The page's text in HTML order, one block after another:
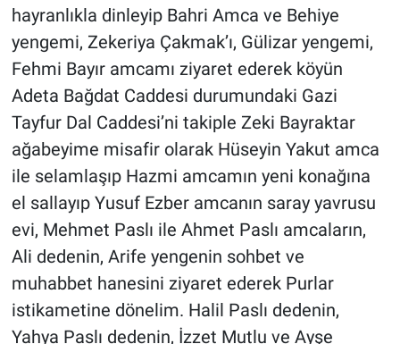
hayranlıkla dinleyip Bahri Amca ve Behiye
yengemi, Zekeriya Çakmak’ı, Gülizar yengemi,
Fehmi Bayır amcamı ziyaret ederek köyün
Adeta Bağdat Caddesi durumundaki Gazi
Tayfur Dal Caddesi’ni takiple Zeki Bayraktar
ağabeyime misafir olarak Hüseyin Yakut amca
ile selamlaşıp Hazmi amcamın yeni konağına
el sallayıp Yusuf Ezber amcanın saray yavrusu
evi, Mehmet Paslı ile Ahmet Paslı amcaların,
Ali dedenin, Arife yengenin sohbet ve
muhabbet hanesini ziyaret ederek Purlar
istikametine dönelim. Halil Paslı dedenin,
Yahya Paslı dedenin, İzzet Mutlu ve Ayşe